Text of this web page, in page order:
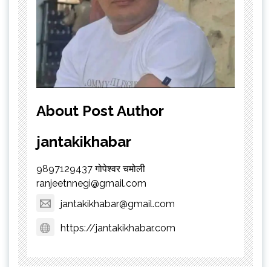
About Post Author
jantakikhabar
9897129437 गोपेश्वर चमोली
ranjeetnnegi@gmail.com
jantakikhabar@gmail.com
https://jantakikhabar.com